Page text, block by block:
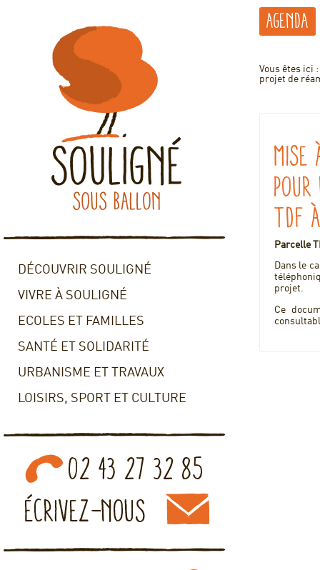
DÉCOUVRIR SOULIGNÉ
VIVRE À SOULIGNÉ
ECOLES ET FAMILLES
SANTÉ ET SOLIDARITÉ
URBANISME ET TRAVAUX
LOISIRS, SPORT ET CULTURE
Agenda
Vous êtes ici :
projet de
TDF
Parcelle
Dans le
projet.
Ce